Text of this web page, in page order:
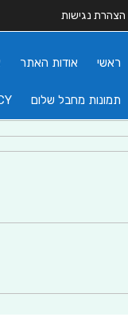
הצהרת נגישות
ראשי אודות האתר
תמונות מחבל שלום